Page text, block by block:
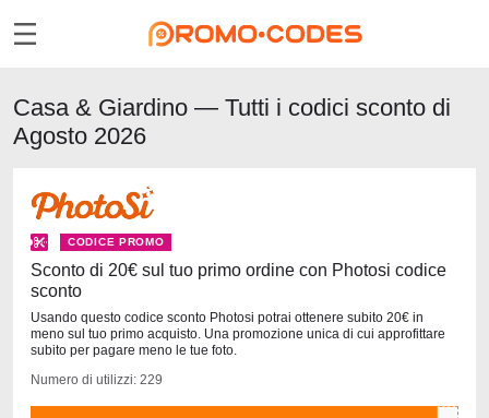
Casa & Giardino — Tutti i codici sconto di
Agosto 2026
CODICE PROMO
Sconto di 20€ sul tuo primo ordine con Photosi codice
sconto
Usando questo codice sconto Photosi potrai ottenere subito 20€ in
meno sul tuo primo acquisto. Una promozione unica di cui approfittare
subito per pagare meno le tue foto.
Numero di utilizzi: 229